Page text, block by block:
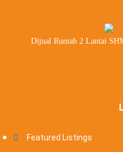
Dijual Rumah 2 Lantai
Featured Listings